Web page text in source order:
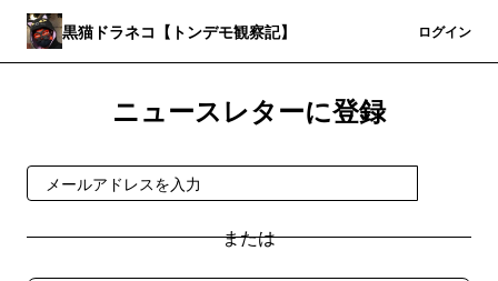
黒猫ドラネコ【トンデモ観察記】 ログイン
ニュースレターに登録